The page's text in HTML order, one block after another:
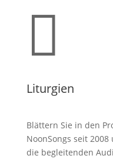

Liturgien
Blättern Sie in den
NoonSongs seit
die begleitenden